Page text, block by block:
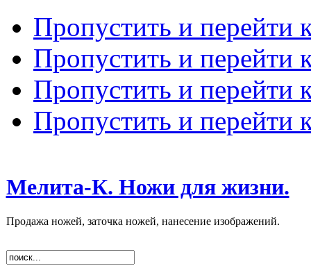
Пропустить и перейти
Пропустить и перейти
Пропустить и перейти
Пропустить и перейти
Мелита-К. Ножи для жизни.
Продажа ножей, заточка ножей, нанесение изображений.